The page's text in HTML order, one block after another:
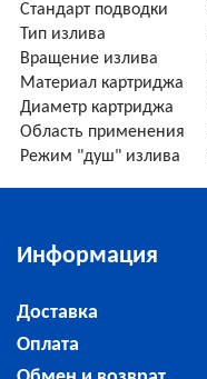
Стандарт подводки
Тип излива
Вращение излива
Материал картриджа
Диаметр картриджа
Область применения
Режим "душ" излива
Информация
Доставка
Оплата